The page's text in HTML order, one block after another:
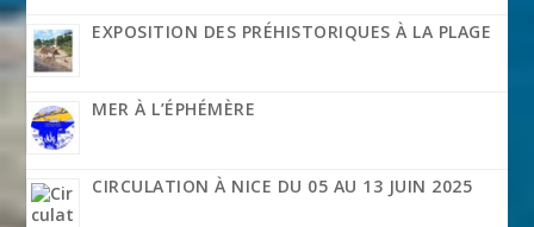
EXPOSITION DES PRÉHISTORIQUES À LA PLAGE
MER À L’ÉPHÉMÈRE
CIRCULATION À NICE DU 05 AU 13 JUIN 2025